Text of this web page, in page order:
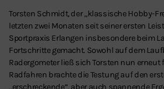
Torsten Schmidt, der „klassische Hobby-
letzten zwei Monaten seit seiner ersten
Sportpraxis Erlangen insbesondere beim
Fortschritte gemacht. Sowohl auf dem
Radergometer ließ sich Torsten nun erneut
Radfahren brachte die Testung auf den